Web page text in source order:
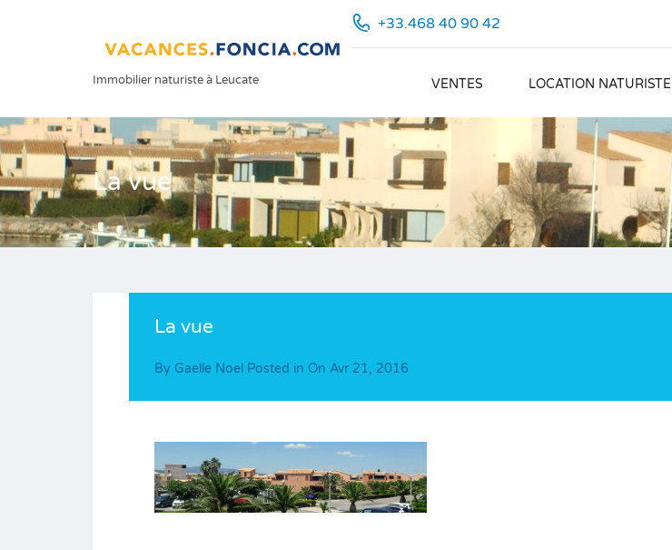
Immobilier naturiste à Leucate
+33.468 40 90 42
VENTES LOCATION NATURISTE
La vue
La vue
By Gaelle Noel Posted in On Avr 21, 2016